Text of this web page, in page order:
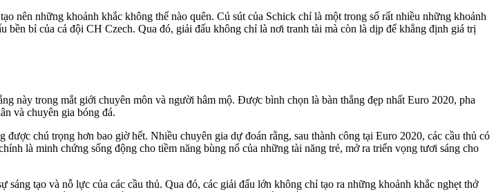
nên những khoảnh khắc không thể nào quên. Cú sút của Schick chỉ là một trong số rất nhiều những khoảnh
bỉ của cả đội CH Czech. Qua đó, giải đấu không chỉ là nơi tranh tài mà còn là dịp để khẳng định giá trị
này trong mắt giới chuyên môn và người hâm mộ. Được bình chọn là bàn thắng đẹp nhất Euro 2020, pha
và chuyên gia bóng đá.
chú trọng hơn bao giờ hết. Nhiều chuyên gia dự đoán rằng, sau thành công tại Euro 2020, các cầu thủ có
là minh chứng sống động cho tiềm năng bùng nổ của những tài năng trẻ, mở ra triển vọng tươi sáng cho
tạo và nỗ lực của các cầu thủ. Qua đó, các giải đấu lớn không chỉ tạo ra những khoảnh khắc nghẹt thở